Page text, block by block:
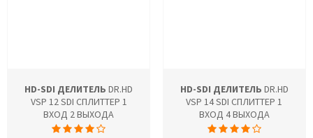
HD-SDI ДЕЛИТЕЛЬ DR.HD
VSP 12 SDI СПЛИТТЕР 1
ВХОД 2 ВЫХОДА
HD-SDI ДЕЛИТЕЛЬ DR.HD
VSP 14 SDI СПЛИТТЕР 1
ВХОД 4 ВЫХОДА